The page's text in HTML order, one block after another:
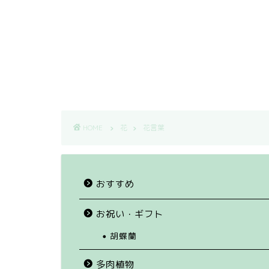
HOME 花 花言葉
おすすめ
お祝い・ギフト
胡蝶蘭
多肉植物